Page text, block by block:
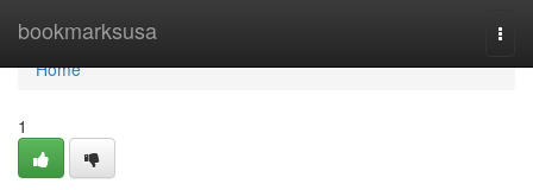
bookmarksusa
Home
Home
1